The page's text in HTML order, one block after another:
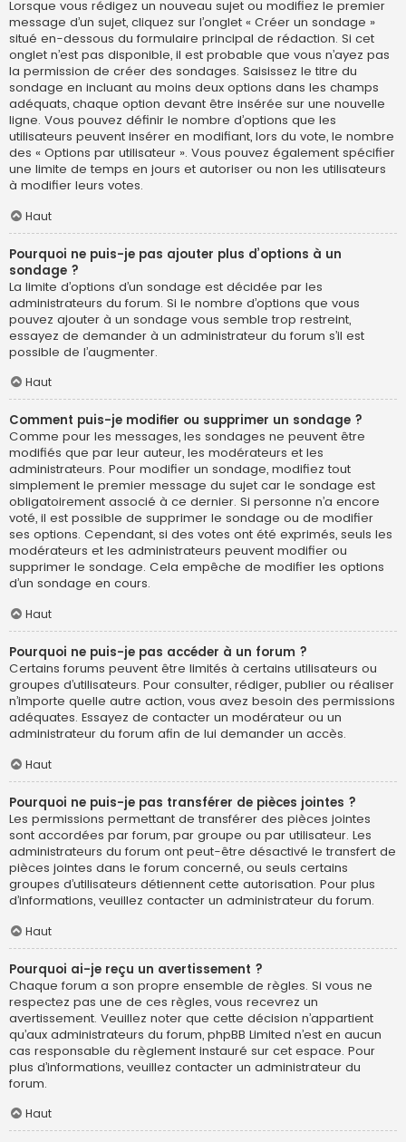
Lorsque vous rédigez un nouveau sujet ou modifiez le premier
message d’un sujet, cliquez sur l’onglet « Créer un sondage »
situé en-dessous du formulaire principal de rédaction. Si cet
onglet n’est pas disponible, il est probable que vous n’ayez pas
la permission de créer des sondages. Saisissez le titre du
sondage en incluant au moins deux options dans les champs
adéquats, chaque option devant être insérée sur une nouvelle
ligne. Vous pouvez définir le nombre d’options que les
utilisateurs peuvent insérer en modifiant, lors du vote, le nombre
des « Options par utilisateur ». Vous pouvez également spécifier
une limite de temps en jours et autoriser ou non les utilisateurs
à modifier leurs votes.
Haut
Pourquoi ne puis-je pas ajouter plus d’options à un
sondage ?
La limite d’options d’un sondage est décidée par les
administrateurs du forum. Si le nombre d’options que vous
pouvez ajouter à un sondage vous semble trop restreint,
essayez de demander à un administrateur du forum s’il est
possible de l’augmenter.
Haut
Comment puis-je modifier ou supprimer un sondage ?
Comme pour les messages, les sondages ne peuvent être
modifiés que par leur auteur, les modérateurs et les
administrateurs. Pour modifier un sondage, modifiez tout
simplement le premier message du sujet car le sondage est
obligatoirement associé à ce dernier. Si personne n’a encore
voté, il est possible de supprimer le sondage ou de modifier
ses options. Cependant, si des votes ont été exprimés, seuls les
modérateurs et les administrateurs peuvent modifier ou
supprimer le sondage. Cela empêche de modifier les options
d’un sondage en cours.
Haut
Pourquoi ne puis-je pas accéder à un forum ?
Certains forums peuvent être limités à certains utilisateurs ou
groupes d’utilisateurs. Pour consulter, rédiger, publier ou réaliser
n’importe quelle autre action, vous avez besoin des permissions
adéquates. Essayez de contacter un modérateur ou un
administrateur du forum afin de lui demander un accès.
Haut
Pourquoi ne puis-je pas transférer de pièces jointes ?
Les permissions permettant de transférer des pièces jointes
sont accordées par forum, par groupe ou par utilisateur. Les
administrateurs du forum ont peut-être désactivé le transfert de
pièces jointes dans le forum concerné, ou seuls certains
groupes d’utilisateurs détiennent cette autorisation. Pour plus
d’informations, veuillez contacter un administrateur du forum.
Haut
Pourquoi ai-je reçu un avertissement ?
Chaque forum a son propre ensemble de règles. Si vous ne
respectez pas une de ces règles, vous recevrez un
avertissement. Veuillez noter que cette décision n’appartient
qu’aux administrateurs du forum, phpBB Limited n’est en aucun
cas responsable du règlement instauré sur cet espace. Pour
plus d’informations, veuillez contacter un administrateur du
forum.
Haut